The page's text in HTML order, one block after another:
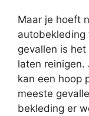
Maar je hoeft
autobekleding
gevallen is
laten reinigen.
kan een hoop
meeste
bekleding er